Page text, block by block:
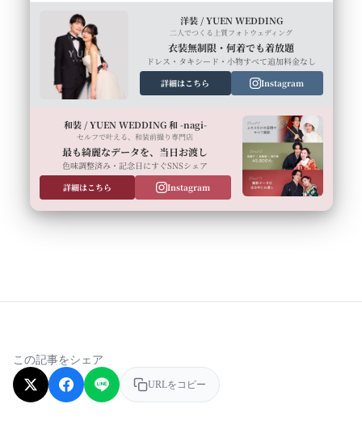
洋装 / YUEN WEDDING
二人でつくる上質フォトウェディング
衣装無制限・何着でも着放題
ドレス・タキシード・小物すべて追加料金なし
詳細はこちら
Instagram
和装 / YUEN WEDDING 和 -nagi-
セルフで叶える、和装前撮り専門店
最も綺麗なデータを、当日お渡し
色味調整済み・記念日にすぐSNSシェア
詳細はこちら
Instagram
この記事をシェア
URLをコピー